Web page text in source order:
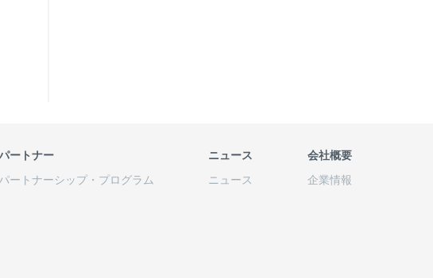
ートナー
パートナーシップ・ プログラム
ニュース
ニュース
会社概要
企業情報